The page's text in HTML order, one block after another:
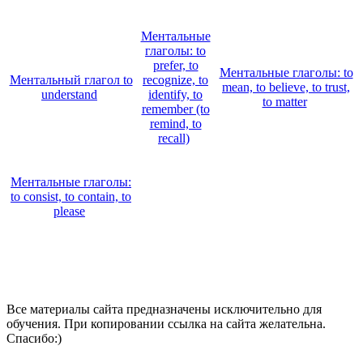
Ментальный глагол to
understand
Ментальные
глаголы: to
prefer, to
recognize, to
identify, to
remember (to
remind, to
recall)
Ментальные глаголы: to
mean, to believe, to trust,
to matter
Ментальные глаголы:
to consist, to contain, to
please
Все материалы сайта предназначены исключительно для
обучения. При копировании ссылка на сайта желательна.
Спасибо:)